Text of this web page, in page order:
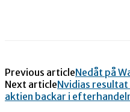
Previous articleNedåt på
Next articleNvidias
aktien backar i